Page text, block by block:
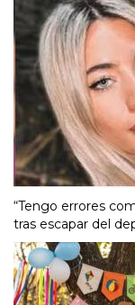
“Tengo errores
tras escapar del